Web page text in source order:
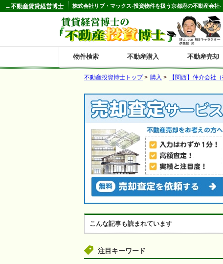
株式会社リブ・マックス-投資物件を扱う京都府の不動産会社
物件検索
青森
秋田
岩手
宮城
山形
福島
東京
埼玉
神奈川
千葉
茨城
栃木
群馬
新潟
富山
石川
福井
長野
山梨
静岡
愛知
岐阜
三重
大阪
兵庫
京都
滋賀
奈良
和歌山
鳥取
岡山
島根
広島
山口
香川
徳島
愛媛
高知
福岡
佐賀
長崎
熊本
大分
宮崎
鹿児島
沖縄
不動産購入 不動産売却
←不動産賃貸経営博士
不動産投資博士トップ> 購入 > 【関西】仲介会社（
こんな記事も読まれています
注目キーワード